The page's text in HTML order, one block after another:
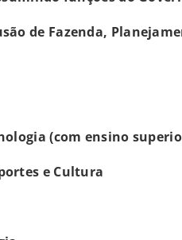
de Fazenda,
(com ensino
e Cultura